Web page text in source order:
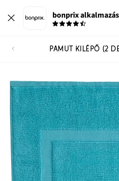
bonprix alkalmazás
PAMUT KILÉPŐ (2